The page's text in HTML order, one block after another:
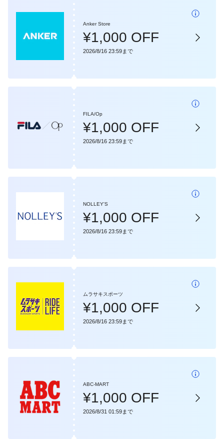
Anker Store
¥1,000 OFF
2026/8/16 23:59まで
FILA/Op
¥1,000 OFF
2026/8/16 23:59まで
NOLLEY'S
¥1,000 OFF
2026/8/16 23:59まで
ムラサキスポーツ
¥1,000 OFF
2026/8/16 23:59まで
ABC-MART
¥1,000 OFF
2026/8/31 01:59まで